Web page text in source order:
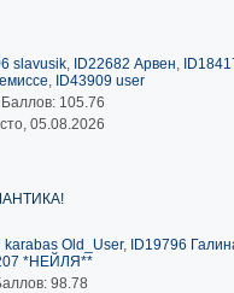
slavusik, ID22682 Арвен,
, ID43909 user
Баллов: 105.76
05.08.2026
karabas Old_User, ID19796
*НЕЙЛЯ**
98.78